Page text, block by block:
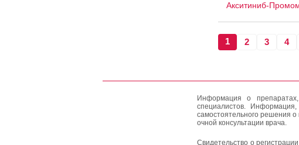
Акситиниб-
1 2 3 4
Информация о
специалистов.
самостоятельного решения
очной консультации врача.
Свидетельство о